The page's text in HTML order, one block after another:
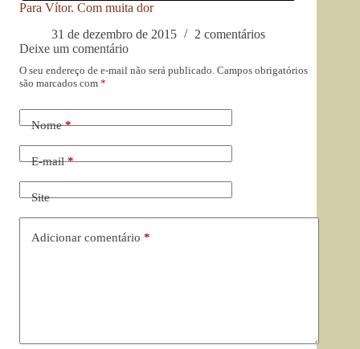
Para Vítor. Com muita dor
31 de dezembro de 2015
2 comentários
Deixe um comentário
O seu endereço de e-mail não será publicado. Campos obrigatórios
são marcados com *
Nome*
E-mail*
Site
Adicionar comentário *